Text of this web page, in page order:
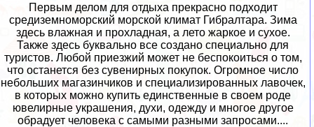
Первым делом для отдыха прекрасно подходит
средиземноморский морской климат Гибралтара. Зима
здесь влажная и прохладная, а лето жаркое и сухое.
Также здесь буквально все создано специально для
туристов. Любой приезжий может не беспокоиться о том,
что останется без сувенирных покупок. Огромное число
небольших магазинчиков и специализированных лавочек,
в которых можно купить единственные в своем роде
ювелирные украшения, духи, одежду и многое другое
обрадует человека с самыми разными запросами....